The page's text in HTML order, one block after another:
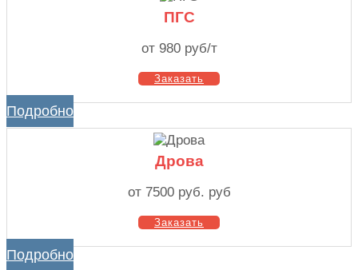
ПГС
от 980 руб/т
Заказать
Подробно
Дрова
от 7500 руб. руб
Заказать
Подробно